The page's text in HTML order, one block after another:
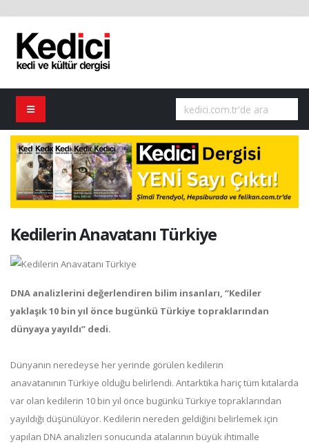
Kedilerin Anavatanı Türkiye
DNA analizlerini değerlendiren bilim insanları, “Kediler
yaklaşık 10 bin yıl önce bugünkü Türkiye topraklarından
dünyaya yayıldı” dedi.
Dünyanın neredeyse her yerinde görülen kedilerin
anavatanının Türkiye olduğu belirlendi. Antarktika hariç tüm kıtalarda
var olan kedilerin 10 bin yıl önce bugünkü Türkiye topraklarından
yayıldığı düşünülüyor. Kedilerin nereden geldiğini belirlemek için
yapılan DNA analizleri sonucunda atalarının büyük ihtimalle